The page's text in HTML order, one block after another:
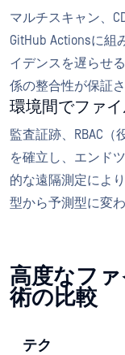
マルチスキャン、
GitHub Actionsに
イデンスを遅らせ
係の整合性が保証さ
環境間でファ
監査証跡、RBAC（
を確立し、エンド
的な遠隔測定によ
型から予測型に変わ
高度なフ
術の比較
テク